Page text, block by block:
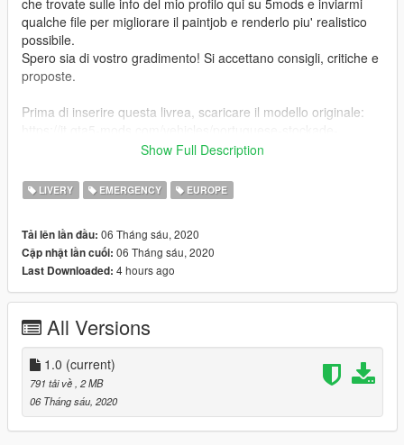
che trovate sulle info del mio profilo qui su 5mods e inviarmi
qualche file per migliorare il paintjob e renderlo piu' realistico
possibile.
Spero sia di vostro gradimento! Si accettano consigli, critiche e
proposte.
Prima di inserire questa livrea, scaricare il modello originale:
dell'originale con i file .YTD di questo modello.
v1.0
Versione Iniziale
Show Full Description
LIVERY EMERGENCY EUROPE
Tải lên lần đầu: 06 Tháng sáu, 2020
Cập nhật lần cuối: 06 Tháng sáu, 2020
Last Downloaded: 4 hours ago
All Versions
1.0 (current)
791 tải về , 2 MB
06 Tháng sáu, 2020